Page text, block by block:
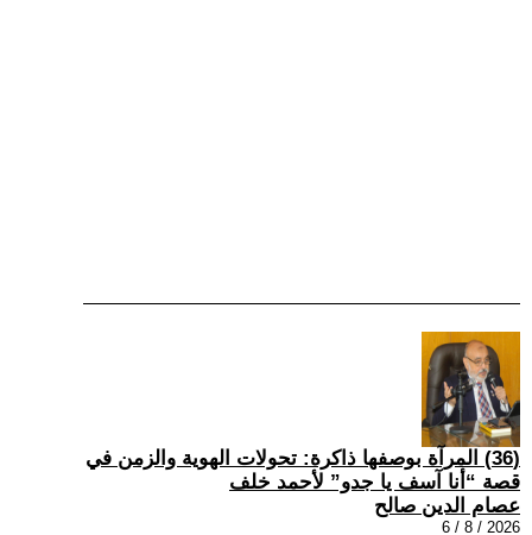
(36) المرآة بوصفها ذاكرة: تحولات الهوية والزمن في
قصة “أنا آسف يا جدو” لأحمد خلف
عصام الدين صالح
2026 / 8 / 6